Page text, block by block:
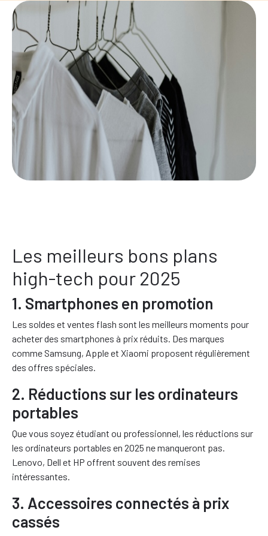
Les meilleurs bons plans
high-tech pour 2025
1. Smartphones en promotion
Les soldes et ventes flash sont les meilleurs moments pour
acheter des smartphones à prix réduits. Des marques
comme Samsung, Apple et Xiaomi proposent régulièrement
des offres spéciales.
2. Réductions sur les ordinateurs
portables
Que vous soyez étudiant ou professionnel, les réductions sur
les ordinateurs portables en 2025 ne manqueront pas.
Lenovo, Dell et HP offrent souvent des remises
intéressantes.
3. Accessoires connectés à prix
cassés